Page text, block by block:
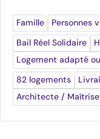
Famille
Personnes
Bail Réel Solidaire
Logement adapté
82 logements
Architecte / Maîtrise